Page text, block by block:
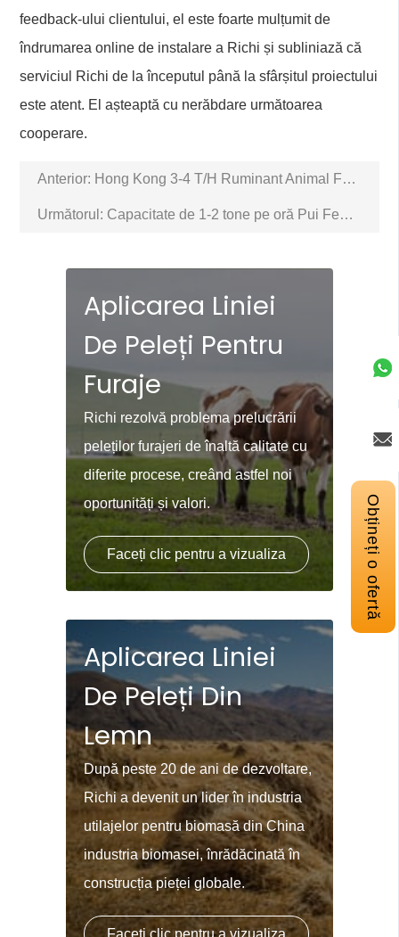
feedback-ului clientului, el este foarte mulțumit de
îndrumarea online de instalare a Richi și subliniază că
serviciul Richi de la începutul până la sfârșitul proiectului
este atent. El așteaptă cu nerăbdare următoarea
cooperare.
Anterior: Hong Kong 3-4 T/H Ruminant Animal Feed Pellet Line
Următorul: Capacitate de 1-2 tone pe oră Pui Feed Pellet Linie de prelucrare Proiect în Uzbekistan
Aplicarea Liniei
De Peleți Pentru
Furaje
Richi rezolvă problema prelucrării
peleților furajeri de înaltă calitate cu
diferite procese, creând astfel noi
oportunități și valori.
Faceți clic pentru a vizualiza
Aplicarea Liniei
De Peleți Din
Lemn
După peste 20 de ani de dezvoltare,
Richi a devenit un lider în industria
utilajelor pentru biomasă din China
industria biomasei, înrădăcinată în
construcția pieței globale.
Obțineți o ofertă